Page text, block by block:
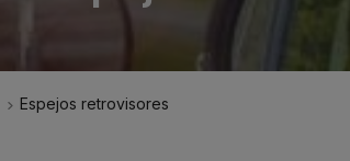
Espejos retrovisores